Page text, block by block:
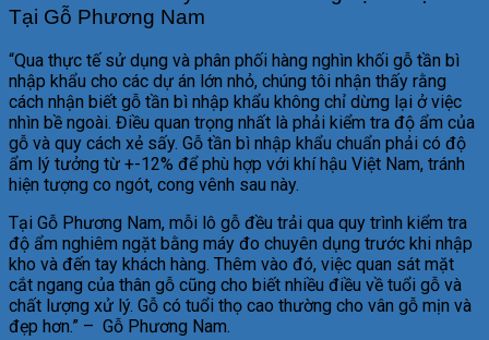
Tại Gỗ Phương Nam
“Qua thực tế sử dụng và phân phối hàng nghìn khối gỗ tần bì
nhập khẩu cho các dự án lớn nhỏ, chúng tôi nhận thấy rằng
cách nhận biết gỗ tần bì nhập khẩu không chỉ dừng lại ở việc
nhìn bề ngoài. Điều quan trọng nhất là phải kiểm tra độ ẩm của
gỗ và quy cách xẻ sấy. Gỗ tần bì nhập khẩu chuẩn phải có độ
ẩm lý tưởng từ +-12% để phù hợp với khí hậu Việt Nam, tránh
hiện tượng co ngót, cong vênh sau này.
Tại Gỗ Phương Nam, mỗi lô gỗ đều trải qua quy trình kiểm tra
độ ẩm nghiêm ngặt bằng máy đo chuyên dụng trước khi nhập
kho và đến tay khách hàng. Thêm vào đó, việc quan sát mặt
cắt ngang của thân gỗ cũng cho biết nhiều điều về tuổi gỗ và
chất lượng xử lý. Gỗ có tuổi thọ cao thường cho vân gỗ mịn và
đẹp hơn.” – Gỗ Phương Nam.